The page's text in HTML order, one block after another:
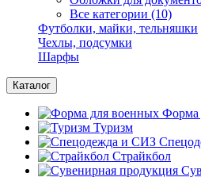
Все категории (10)
Футболки, майки, тельняшки
Чехлы, подсумки
Шарфы
Каталог
Форма
Туризм
Страйкбол